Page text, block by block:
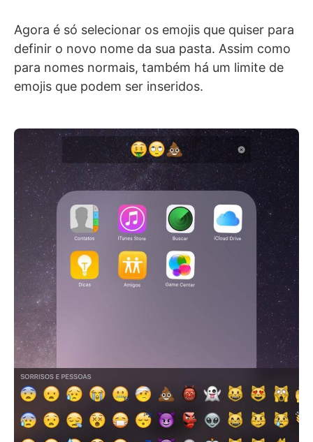
Agora é só selecionar os emojis que quiser para
definir o novo nome da sua pasta. Assim como
para nomes normais, também há um limite de
emojis que podem ser inseridos.